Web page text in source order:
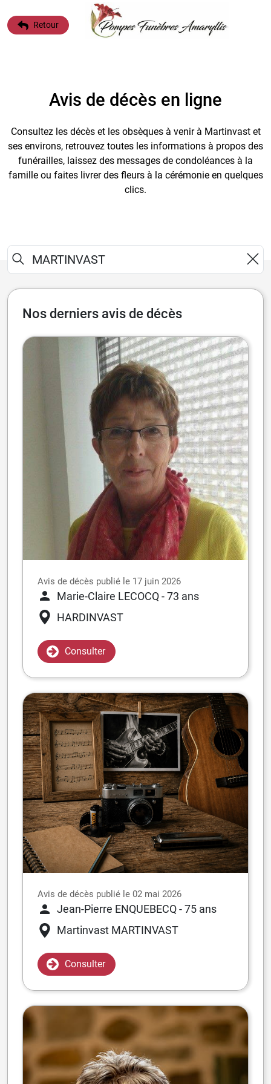
Retour
Avis de décès en ligne
Consultez les décès et les obsèques à venir à Martinvast et
ses environs, retrouvez toutes les informations à propos des
funérailles, laissez des messages de condoléances à la
famille ou faites livrer des fleurs à la cérémonie en quelques
clics.
Nos derniers avis de décès
Avis de décès publié le 17 juin 2026
Marie-Claire LECOCQ- 73 ans
HARDINVAST
Consulter
Avis de décès publié le 02 mai 2026
Jean-Pierre ENQUEBECQ- 75 ans
Martinvast MARTINVAST
Consulter